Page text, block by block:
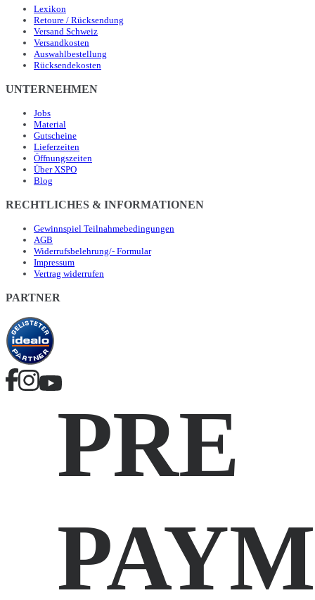
Lexikon
Retoure / Rücksendung
Versand Schweiz
Versandkosten
Auswahlbestellung
Rücksendekosten
UNTERNEHMEN
Jobs
Material
Gutscheine
Lieferzeiten
Öffnungszeiten
Über XSPO
Blog
RECHTLICHES & INFORMATIONEN
Gewinnspiel Teilnahmebedingungen
AGB
Widerrufsbelehrung/- Formular
Impressum
Vertrag widerrufen
PARTNER